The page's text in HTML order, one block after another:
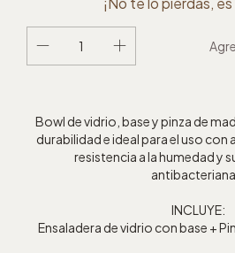
Bowl de vidrio, base y pinza de
durabilidad e ideal para el uso con
resistencia a la humedad y
INCLUYE:
Ensaladera de vidrio con base +